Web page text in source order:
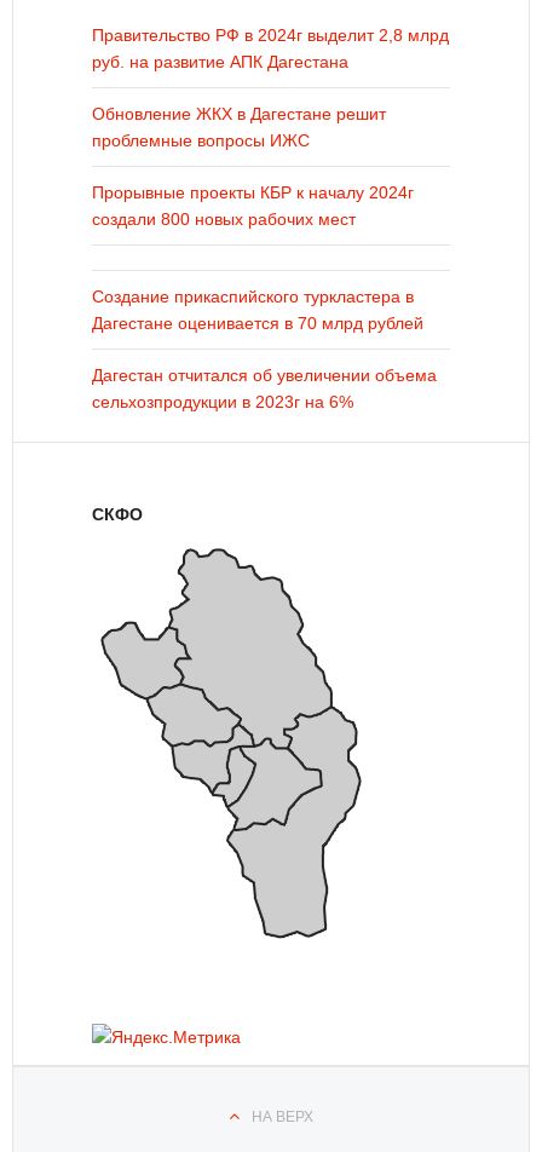
Правительство РФ в 2024г выделит 2,8 млрд
руб. на развитие АПК Дагестана
Обновление ЖКХ в Дагестане решит
проблемные вопросы ИЖС
Прорывные проекты КБР к началу 2024г
создали 800 новых рабочих мест
Создание прикаспийского туркластера в
Дагестане оценивается в 70 млрд рублей
Дагестан отчитался об увеличении объема
сельхозпродукции в 2023г на 6%
СКФО
НА ВЕРХ